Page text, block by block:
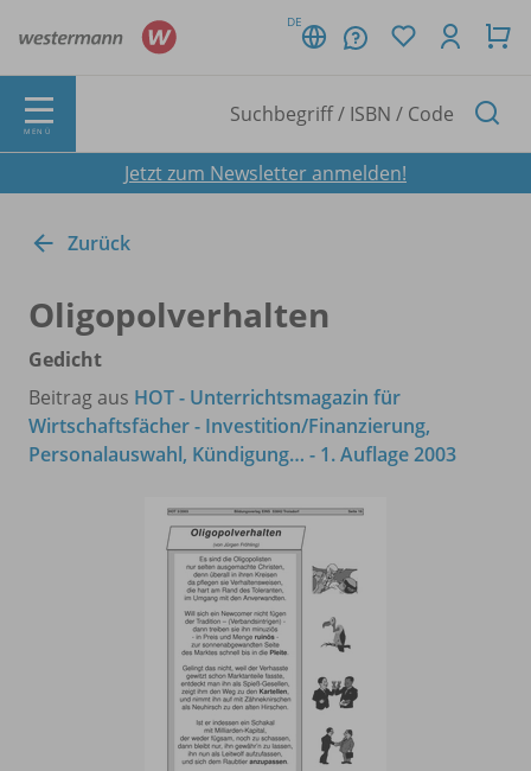
DE
MENÜ
Jetzt zum Newsletter anmelden!
Zurück
Oligopolverhalten
Gedicht
Beitrag aus HOT - Unterrichtsmagazin für
Wirtschaftsfächer - Investition/Finanzierung,
Personalauswahl, Kündigung… - 1. Auflage 2003